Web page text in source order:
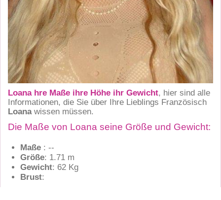
Loana hre Maße ihre Höhe ihr Gewicht, hier sind alle
Informationen, die Sie über Ihre Lieblings Französisch
Loanawissen müssen.
Die Maße von Loana seine Größe und Gewicht:
Maße : --
Größe: 1.71 m
Gewicht: 62 Kg
Brust: